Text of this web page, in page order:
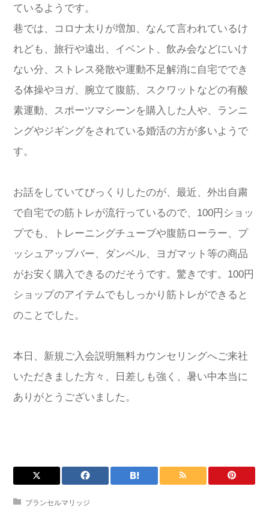
ているようです。
巷では、コロナ太りが増加、なんて言われているけ
れども、旅行や遠出、イベント、飲み会などにいけ
ない分、ストレス発散や運動不足解消に自宅ででき
る体操やヨガ、腕立て腹筋、スクワットなどの有酸
素運動、スポーツマシーンを購入した人や、ランニ
ングやジギングをされている婚活の方が多いようで
す。
お話をしていてびっくりしたのが、最近、外出自粛
で自宅での筋トレが流行っているので、100円ショッ
プでも、トレーニングチューブや腹筋ローラー、プ
ッシュアップバー、ダンベル、ヨガマット等の商品
がお安く購入できるのだそうです。驚きです。100円
ショップのアイテムでもしっかり筋トレができると
のことでした。
本日、新規ご入会説明無料カウンセリングへご来社
いただきました方々、日差しも強く、暑い中本当に
ありがとうございました。
ブランセルマリッジ